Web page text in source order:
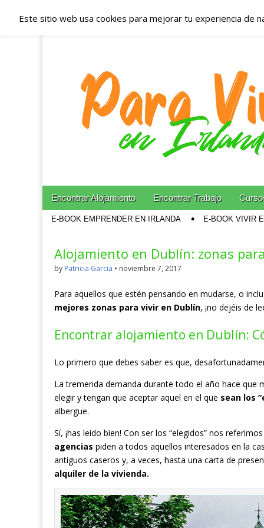
Españoles en
Irlanda –
Blog dedicado a los que viven, estudian y trabajan
Main menu
Skip to content
Encontrar Alojamiento Encontrar Trabajo
E-BOOK EMPRENDER EN IRLANDA E-BOOK VIVIR
Alojamiento en Dublín: zonas
by Patricia Garcia • noviembre 7, 2017
Para aquellos que estén pensando en mudarse, o
mejores zonas para vivir en Dublín, ¡no dejéis de
Encontrar alojamiento en Dublín:
Lo primero que debes saber es que,
La tremenda demanda durante todo el año hace que
elegir y tengan que aceptar aquel en el que sean los
albergue.
Sí, ¡has leído bien! Con ser los “elegidos” nos
agencias piden a todos aquellos interesados en la
antiguos caseros y, a veces, hasta una carta de
alquiler de la vivienda.
Este sitio web usa cookies para mejorar tu experiencia de